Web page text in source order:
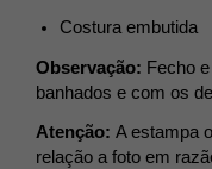
Costura embutida
Observação: Fecho
banhados e com os
Atenção: A estampa
relação a foto em